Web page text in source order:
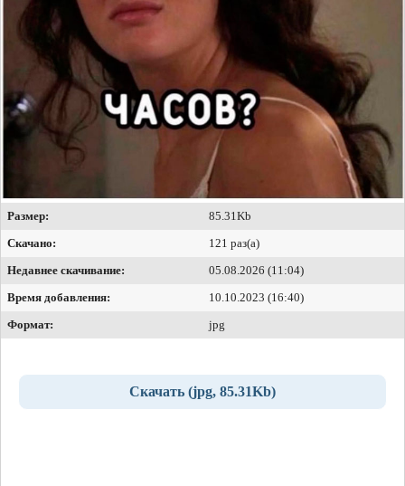
Размер:
85.31Kb
Скачано:
121 раз(а)
Недавнее скачивание:
05.08.2026 (11:04)
Время добавления:
10.10.2023 (16:40)
Формат:
jpg
Скачать (jpg, 85.31Kb)